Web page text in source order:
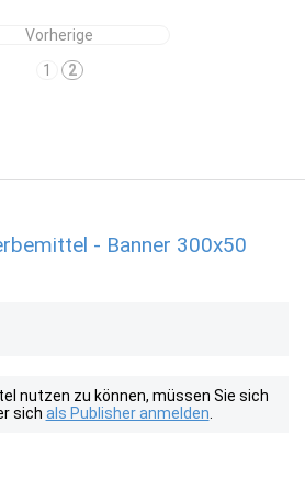
Vorherige
1
2
- Banner 300x50
nutzen zu können, müssen Sie sich
sich als Publisher anmelden